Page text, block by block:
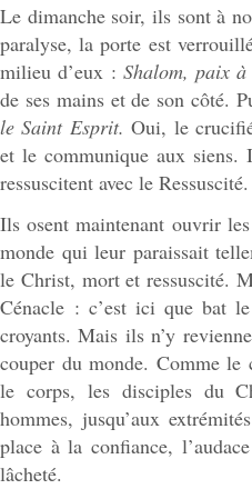
Le dimanche soir, ils sont à
paralyse, la porte est
milieu d’eux : Shalom, paix à
de ses mains et de son côté.
le Saint Esprit.Oui, le
et le communique aux
ressuscitent avec le Ressuscité.
Ils osent maintenant ouvrir
monde qui leur paraissait
le Christ, mort et ressuscité.
Cénacle : c’est ici que bat
croyants. Mais ils n’y
couper du monde. Comme
le corps, les disciples du
hommes, jusqu’aux
place à la confiance,
lâcheté.